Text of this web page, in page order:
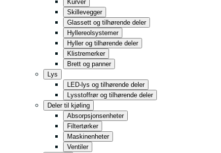
Kurver
Skillevegger
Glassett og tilhørende deler
Hyllereolsystemer
Hyller og tilhørende deler
Klistremerker
Brett og panner
Lys
LED-lys og tilhørende deler
Lysstoffrør og tilhørende deler
Deler til kjøling
Absorpsjonsenheter
Filtertørker
Maskinenheter
Ventiler